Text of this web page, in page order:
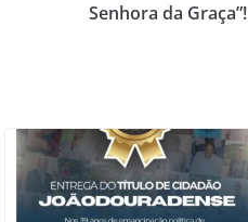
Senhora da Graça”!